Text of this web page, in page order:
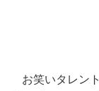
お笑いタレン